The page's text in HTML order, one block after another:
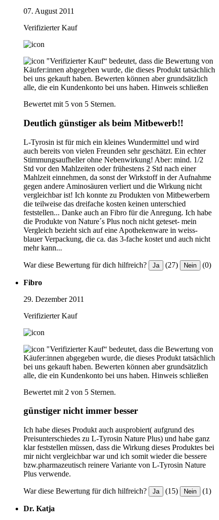
07. August 2011
Verifizierter Kauf
"Verifizierter Kauf“ bedeutet, dass die Bewertung von
Käufer:innen abgegeben wurde, die dieses Produkt tatsächlich
bei uns gekauft haben. Bewerten können aber grundsätzlich
alle, die ein Kundenkonto bei uns haben. Hinweis schließen
Bewertet mit 5 von 5 Sternen.
Deutlich günstiger als beim Mitbewerb!!
L-Tyrosin ist für mich ein kleines Wundermittel und wird
auch bereits von vielen Freunden sehr geschätzt. Ein echter
Stimmungsaufheller ohne Nebenwirkung! Aber: mind. 1/2
Std vor den Mahlzeiten oder frühestens 2 Std nach einer
Mahlzeit einnehmen, da sonst der Wirkstoff in der Aufnahme
gegen andere Aminosäuren verliert und die Wirkung nicht
vergleichbar ist! Ich konnte zu Produkten von Mitbewerbern
die teilweise das dreifache kosten keinen unterschied
feststellen... Danke auch an Fibro für die Anregung. Ich habe
die Produkte von Nature´s Plus noch nicht geteset- mein
Vergleich bezieht sich auf eine Apothekenware in weiss-
blauer Verpackung, die ca. das 3-fache kostet und auch nicht
mehr kann...
War diese Bewertung für dich hilfreich? Ja (27) Nein (0)
Fibro
29. Dezember 2011
Verifizierter Kauf
"Verifizierter Kauf“ bedeutet, dass die Bewertung von
Käufer:innen abgegeben wurde, die dieses Produkt tatsächlich
bei uns gekauft haben. Bewerten können aber grundsätzlich
alle, die ein Kundenkonto bei uns haben. Hinweis schließen
Bewertet mit 2 von 5 Sternen.
günstiger nicht immer besser
Ich habe dieses Produkt auch ausprobiert( aufgrund des
Preisunterschiedes zu L-Tyrosin Nature Plus) und habe ganz
klar feststellen müssen, dass die Wirkung dieses Produktes bei
mir nicht vergleichbar war und ich somit wieder die bessere
bzw.pharmazeutisch reinere Variante von L-Tyrosin Nature
Plus verwende.
War diese Bewertung für dich hilfreich? Ja (15) Nein (1)
Dr. Katja